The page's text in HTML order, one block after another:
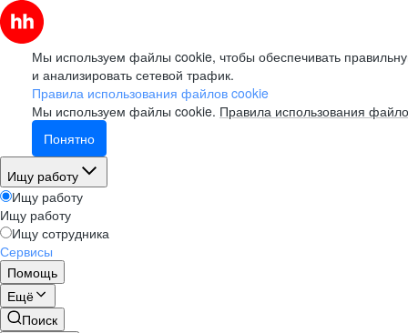
Мы используем файлы cookie, чтобы обеспечивать
и анализировать сетевой трафик.
Правила использования файлов cookie
Мы используем файлы cookie. Правила использования
Понятно
Ищу работу
Ищу работу
Ищу работу
Ищу сотрудника
Сервисы
Помощь
Ещё
Поиск